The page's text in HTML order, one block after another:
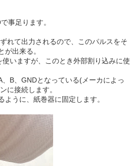
事足ります。
れて出力されるので、このパルスをそ
出来る。
いますが、このとき外部割り込みに使
B、GNDとなっている(メーカによっ
に接続します。
うに、紙巻器に固定します。